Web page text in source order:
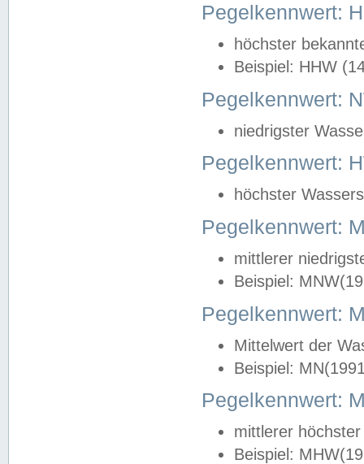
Pegelkennwert:
höchster
Beispiel: HHW
Pegelkennwert:
niedrigster
Pegelkennwert:
höchster
Pegelkennwert:
mittlerer
Beispiel:
Pegelkennwert:
Mittelwert der
Beispiel:
Pegelkennwert:
mittlerer
Beispiel: